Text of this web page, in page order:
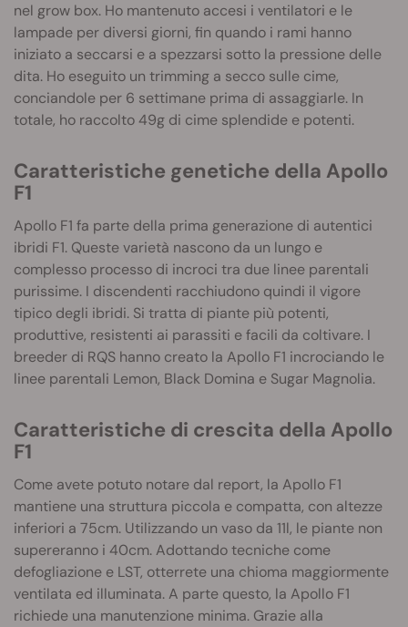
nel grow box. Ho mantenuto accesi i ventilatori e le
lampade per diversi giorni, fin quando i rami hanno
iniziato a seccarsi e a spezzarsi sotto la pressione delle
dita. Ho eseguito un trimming a secco sulle cime,
conciandole per 6 settimane prima di assaggiarle. In
totale, ho raccolto 49g di cime splendide e potenti.
Caratteristiche genetiche della Apollo
F1
Apollo F1 fa parte della prima generazione di autentici
ibridi F1. Queste varietà nascono da un lungo e
complesso processo di incroci tra due linee parentali
purissime. I discendenti racchiudono quindi il vigore
tipico degli ibridi. Si tratta di piante più potenti,
produttive, resistenti ai parassiti e facili da coltivare. I
breeder di RQS hanno creato la Apollo F1 incrociando le
linee parentali Lemon, Black Domina e Sugar Magnolia.
Caratteristiche di crescita della Apollo
F1
Come avete potuto notare dal report, la Apollo F1
mantiene una struttura piccola e compatta, con altezze
inferiori a 75cm. Utilizzando un vaso da 11l, le piante non
supereranno i 40cm. Adottando tecniche come
defogliazione e LST, otterrete una chioma maggiormente
ventilata ed illuminata. A parte questo, la Apollo F1
richiede una manutenzione minima. Grazie alla